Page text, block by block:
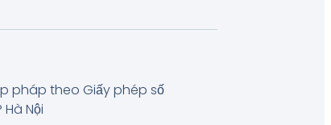
pháp theo Giấy phép số
Nội